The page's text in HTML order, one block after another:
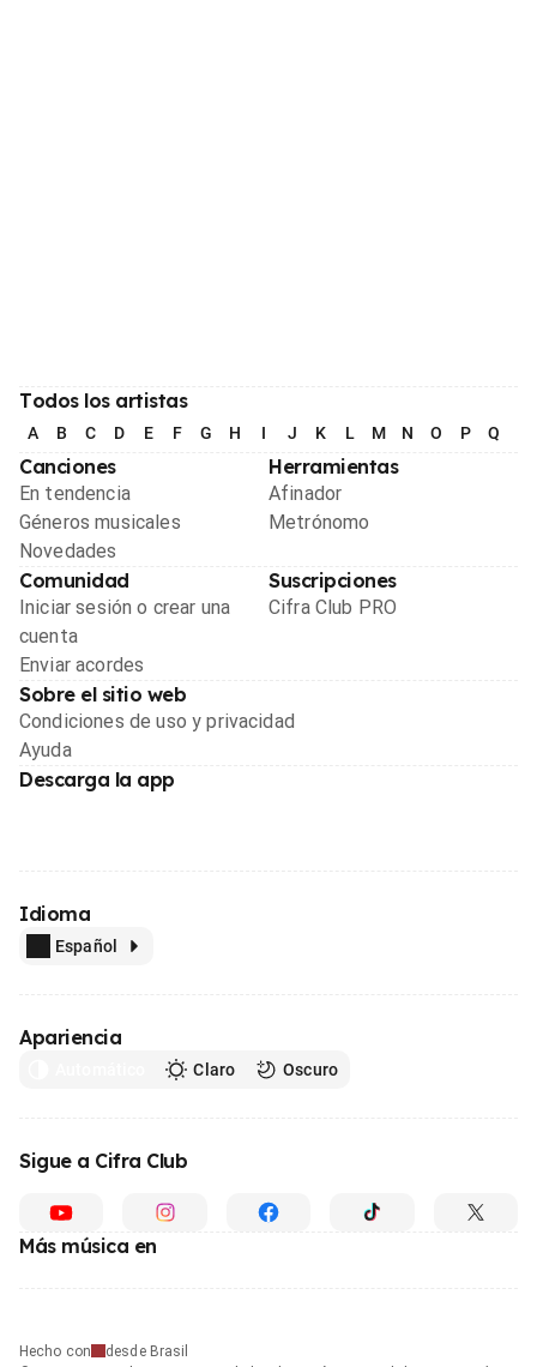
Todos los artistas
A B C D E F G H I J K L M N O P Q
Canciones
En tendencia
Géneros musicales
Novedades
Herramientas
Afinador
Metrónomo
Comunidad
Iniciar sesión o crear una
cuenta
Enviar acordes
Suscripciones
Cifra Club PRO
Sobre el sitio web
Condiciones de uso y privacidad
Ayuda
Descarga la app
Idioma
Español
Apariencia
Claro Oscuro
Sigue a Cifra Club
Más música en
Hecho con
desde Brasil